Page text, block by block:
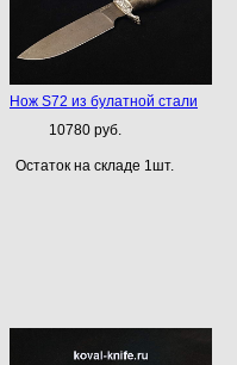
Нож S72 из булатной стали
10780 руб.
Остаток на складе 1шт.